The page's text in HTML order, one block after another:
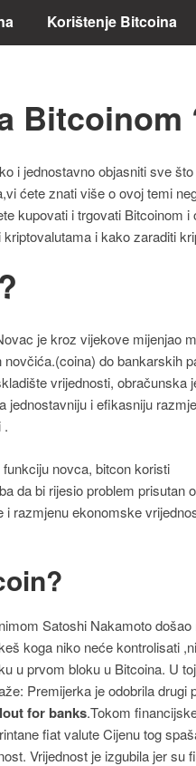
Korištenje Bitcoina
Bitcoinom
i jednostavno objasniti sve
ćete znati više o ovoj temi
kupovati i trgovati Bitcoinom
i kako zaraditi
je kroz vijekove mijenjao
do bankarskih
vrijednosti, obračunska
i efikasniju
.
novca, bitcon koristi
da bi rijesio problem prisutan
razmjenu ekonomske
Satoshi Nakamoto
koga niko neće kontrolisati
u prvom bloku u Bitcoina. U
Premijerka je odobrila
for banks.Tokom
fiat valute Cijenu tog
Vrijednost je izgubila jer su